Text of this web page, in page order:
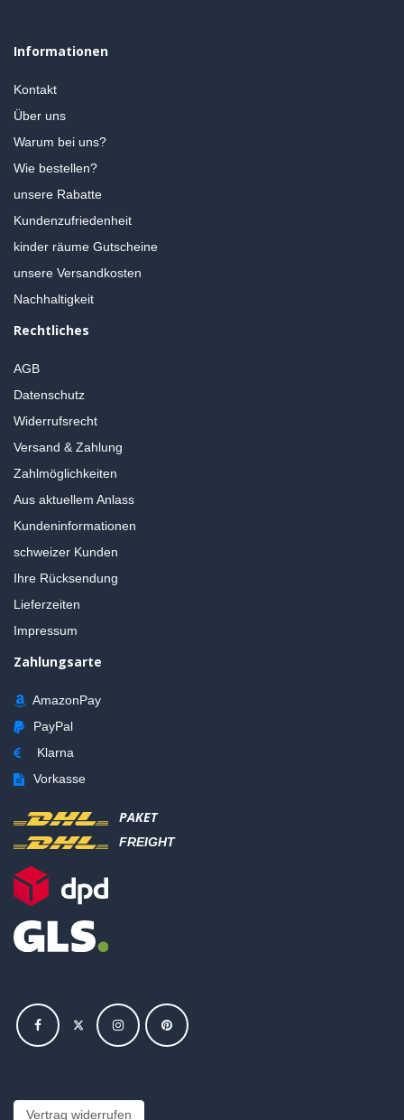
Informationen
Kontakt
Über uns
Warum bei uns?
Wie bestellen?
unsere Rabatte
Kundenzufriedenheit
kinder räume Gutscheine
unsere Versandkosten
Nachhaltigkeit
Rechtliches
AGB
Datenschutz
Widerrufsrecht
Versand & Zahlung
Zahlmöglichkeiten
Aus aktuellem Anlass
Kundeninformationen
schweizer Kunden
Ihre Rücksendung
Lieferzeiten
Impressum
Zahlungsarte
AmazonPay
PayPal
Klarna
Vorkasse
PAKET
FREIGHT
Vertrag widerrufen